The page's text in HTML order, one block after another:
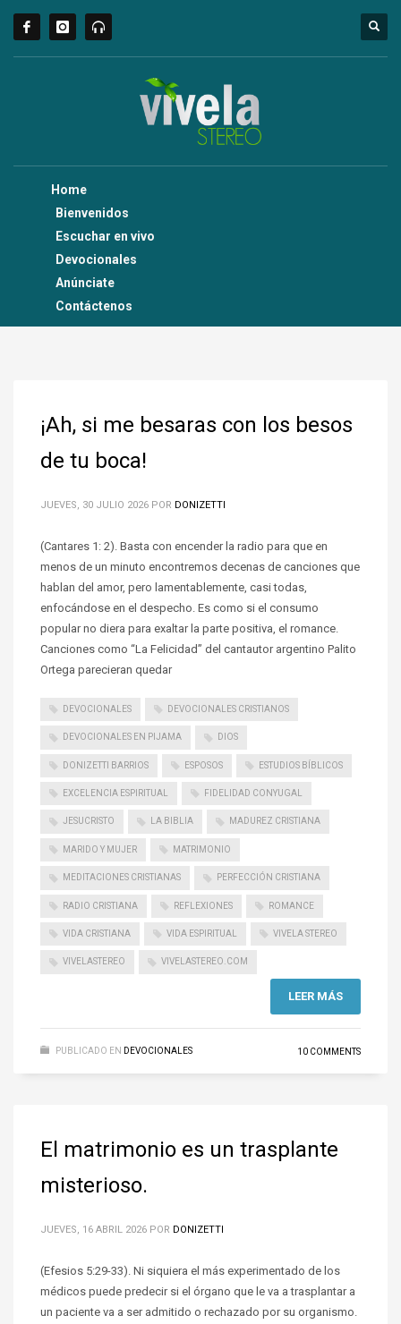
Home
Bienvenidos
Escuchar en vivo
Devocionales
Anúnciate
Contáctenos
¡Ah, si me besaras con los besos
de tu boca!
JUEVES, 30 JULIO 2026 POR DONIZETTI
(Cantares 1: 2). Basta con encender la radio para que en
menos de un minuto encontremos decenas de canciones que
hablan del amor, pero lamentablemente, casi todas,
enfocándose en el despecho. Es como si el consumo
popular no diera para exaltar la parte positiva, el romance.
Canciones como “La Felicidad” del cantautor argentino Palito
Ortega parecieran quedar
DEVOCIONALES DEVOCIONALES CRISTIANOS
DEVOCIONALES EN PIJAMA DIOS
DONIZETTI BARRIOS ESPOSOS ESTUDIOS BÍBLICOS
EXCELENCIA ESPIRITUAL FIDELIDAD CONYUGAL
JESUCRISTO LA BIBLIA MADUREZ CRISTIANA
MARIDO Y MUJER MATRIMONIO
MEDITACIONES CRISTIANAS PERFECCIÓN CRISTIANA
RADIO CRISTIANA REFLEXIONES ROMANCE
VIDA CRISTIANA VIDA ESPIRITUAL VIVELA STEREO
VIVELASTEREO VIVELASTEREO.COM
LEER MÁS
PUBLICADO EN DEVOCIONALES 10 COMMENTS
El matrimonio es un trasplante
misterioso.
JUEVES, 16 ABRIL 2026 POR DONIZETTI
(Efesios 5:29-33). Ni siquiera el más experimentado de los
médicos puede predecir si el órgano que le va a trasplantar a
un paciente va a ser admitido o rechazado por su organismo.